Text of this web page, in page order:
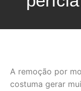
A remoção por
costuma gerar